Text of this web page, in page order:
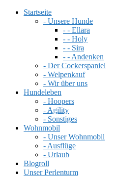
Startseite
- Unsere Hunde
- - Ellara
- - Holy
- - Sira
- - Andenken
- Der Cockerspaniel
- Welpenkauf
- Wir über uns
Hundeleben
- Hoopers
- Agility
- Sonstiges
Wohnmobil
- Unser Wohnmobil
- Ausflüge
- Urlaub
Blogroll
Unser Perlenturm